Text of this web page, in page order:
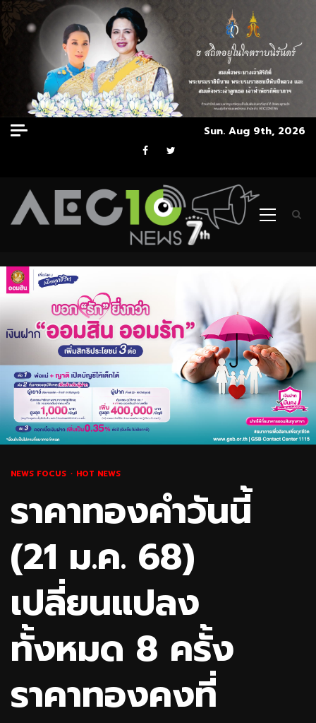
Skip
to
Sun. Aug 9th, 2026
Facebook
Twitter
Primary
NEWS FOCUS HOT NEWS
ราคาทองคำวันนี้
(21 ม.ค. 68)
เปลี่ยนแปลง
ทั้งหมด 8 ครั้ง
ราคาทองคงที่